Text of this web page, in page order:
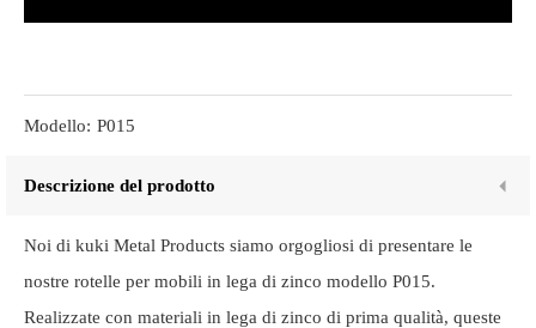
Modello: P015
Descrizione del prodotto
Noi di kuki Metal Products siamo orgogliosi di presentare le
nostre rotelle per mobili in lega di zinco modello P015.
Realizzate con materiali in lega di zinco di prima qualità, queste